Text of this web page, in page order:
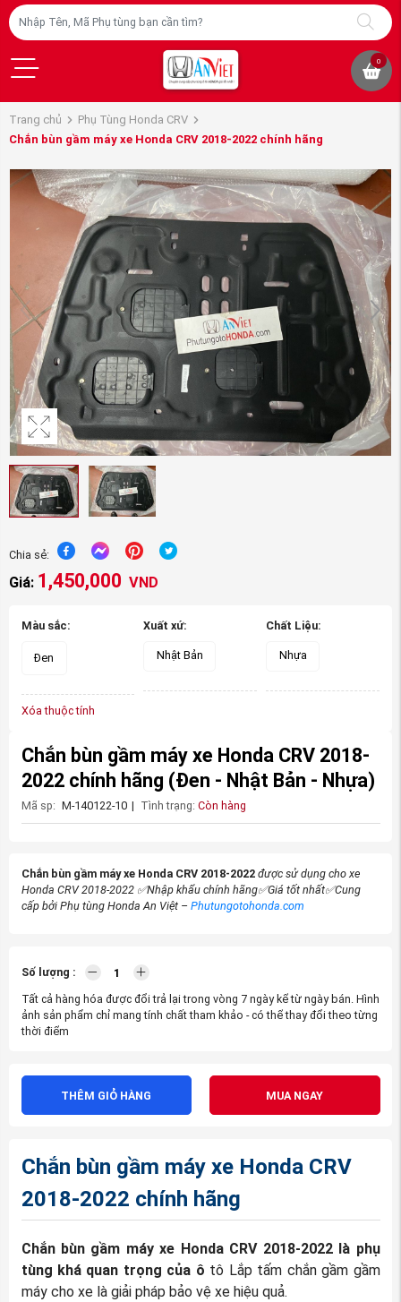
0
Trang chủ
Phụ Tùng Honda CRV
Chắn bùn gầm máy xe Honda CRV 2018-2022 chính hãng
Chia sẻ:
Giá: 1,450,000 VND
Màu sắc:
Đen
Xuất xứ:
Nhật Bản
Chất Liệu:
Nhựa
Xóa thuộc tính
Chắn bùn gầm máy xe Honda CRV 2018-
2022 chính hãng (Đen - Nhật Bản - Nhựa)
Mã sp: M-140122-10 | Tình trạng: Còn hàng
Chắn bùn gầm máy xe Honda CRV 2018-2022 được sử dụng cho xe
Honda CRV 2018-2022 ✅Nhập khẩu chính hãng✅Giá tốt nhất✅Cung
cấp bởi Phụ tùng Honda An Việt – Phutungotohonda.com
Số lượng :
Tất cả hàng hóa được đổi trả lại trong vòng 7 ngày kể từ ngày bán. Hình
ảnh sản phẩm chỉ mang tính chất tham khảo - có thể thay đổi theo từng
thời điểm
THÊM GIỎ HÀNG MUA NGAY
Chắn bùn gầm máy xe Honda CRV
2018-2022 chính hãng
Chắn bùn gầm máy xe Honda CRV 2018-2022 là phụ
tùng khá quan trọng của ô tô Lắp tấm chắn gầm gầm
máy cho xe là giải pháp bảo vệ xe hiệu quả.